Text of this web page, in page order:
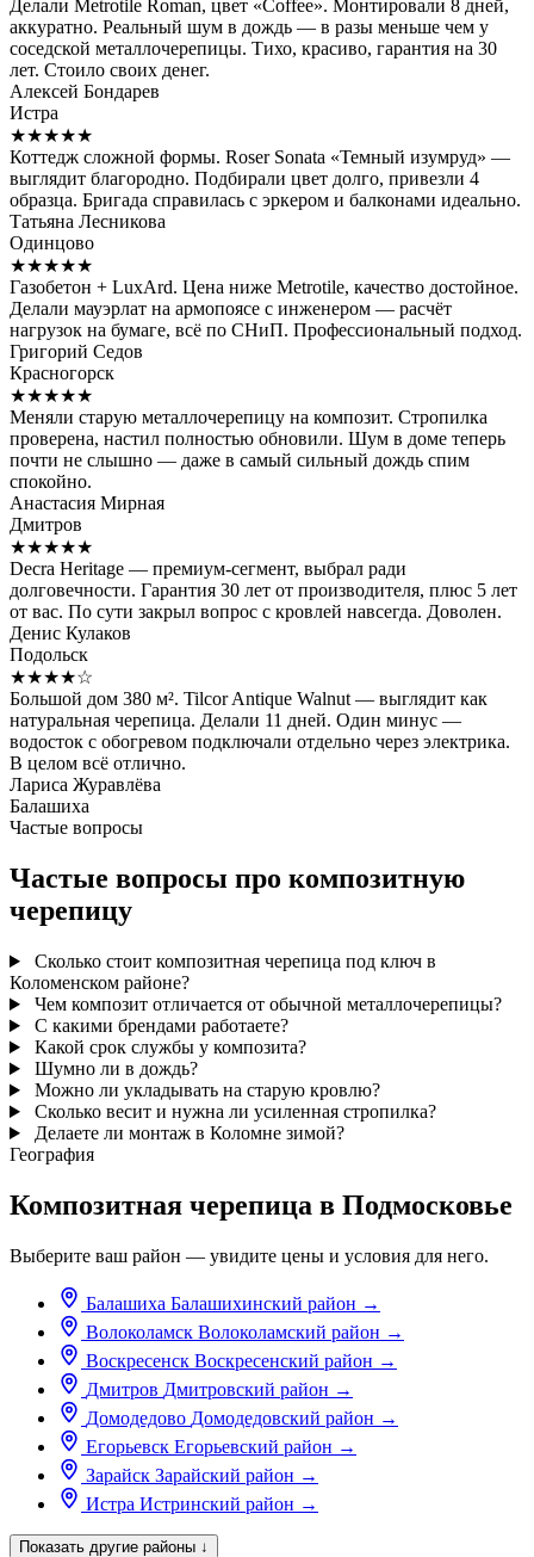
Делали Metrotile Roman, цвет «Coffee». Монтировали 8 дней,
аккуратно. Реальный шум в дождь — в разы меньше чем у
соседской металлочерепицы. Тихо, красиво, гарантия на 30
лет. Стоило своих денег.
Алексей Бондарев
Истра
★★★★★
Коттедж сложной формы. Roser Sonata «Темный изумруд» —
выглядит благородно. Подбирали цвет долго, привезли 4
образца. Бригада справилась с эркером и балконами идеально.
Татьяна Лесникова
Одинцово
★★★★★
Газобетон + LuxArd. Цена ниже Metrotile, качество достойное.
Делали мауэрлат на армопоясе с инженером — расчёт
нагрузок на бумаге, всё по СНиП. Профессиональный подход.
Григорий Седов
Красногорск
★★★★★
Меняли старую металлочерепицу на композит. Стропилка
проверена, настил полностью обновили. Шум в доме теперь
почти не слышно — даже в самый сильный дождь спим
спокойно.
Анастасия Мирная
Дмитров
★★★★★
Decra Heritage — премиум-сегмент, выбрал ради
долговечности. Гарантия 30 лет от производителя, плюс 5 лет
от вас. По сути закрыл вопрос с кровлей навсегда. Доволен.
Денис Кулаков
Подольск
★★★★☆
Большой дом 380 м². Tilcor Antique Walnut — выглядит как
натуральная черепица. Делали 11 дней. Один минус —
водосток с обогревом подключали отдельно через электрика.
В целом всё отлично.
Лариса Журавлёва
Балашиха
Частые вопросы
Частые вопросы про композитную
черепицу
Сколько стоит композитная черепица под ключ в
Коломенском районе?
Чем композит отличается от обычной металлочерепицы?
С какими брендами работаете?
Какой срок службы у композита?
Шумно ли в дождь?
Можно ли укладывать на старую кровлю?
Сколько весит и нужна ли усиленная стропилка?
Делаете ли монтаж в Коломне зимой?
География
Композитная черепица в Подмосковье
Выберите ваш район — увидите цены и условия для него.
Балашиха Балашихинский район →
Волоколамск Волоколамский район →
Воскресенск Воскресенский район →
Дмитров Дмитровский район →
Домодедово Домодедовский район →
Егорьевск Егорьевский район →
Зарайск Зарайский район →
Истра Истринский район →
Показать другие районы ↓